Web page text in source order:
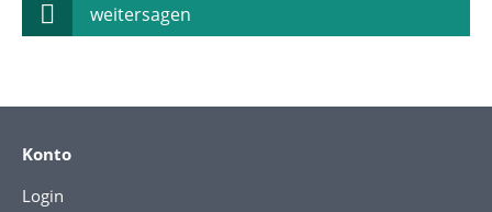
weitersagen
Konto
Login